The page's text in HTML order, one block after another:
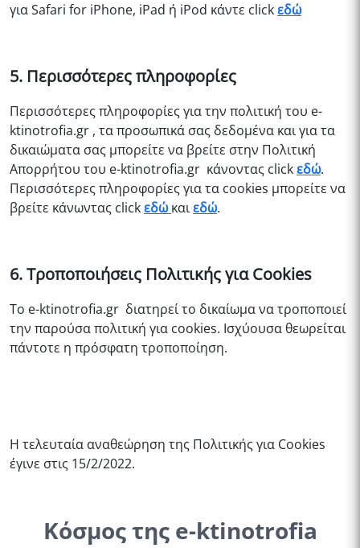
για Safari for iPhone, iPad ή iPod κάντε clickεδώ
5. Περισσότερες πληροφορίες
Περισσότερες πληροφορίες για την πολιτική του e-
ktinotrofia.gr , τα προσωπικά σας δεδομένα και για τα
δικαιώματα σας μπορείτε να βρείτε στην Πολιτική
Απορρήτου του e-ktinotrofia.gr κάνοντας clickεδώ.
Περισσότερες πληροφορίες για τα cookies μπορείτε να
βρείτε κάνωντας clickεδώκαιεδώ.
6. Τροποποιήσεις Πολιτικής για Cookies
Το e-ktinotrofia.gr διατηρεί το δικαίωμα να τροποποιεί
την παρούσα πολιτική για cookies. Ισχύουσα θεωρείται
πάντοτε η πρόσφατη τροποποίηση.
H τελευταία αναθεώρηση της Πολιτικής για Cookies
έγινε στις 15/2/2022.
Κόσμος της e-ktinotrofia